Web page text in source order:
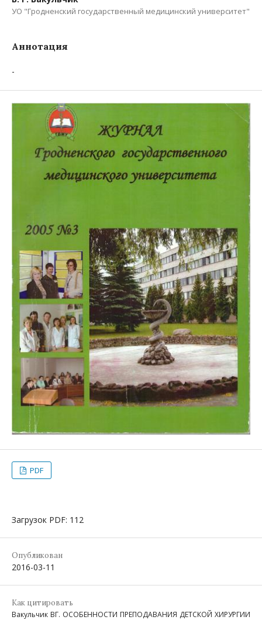
УО "Гродненский государственный медицинский университет"
Аннотация
-
PDF
Загрузок PDF: 112
Опубликован
2016-03-11
Как цитировать
Вакульчик ВГ. ОСОБЕННОСТИ ПРЕПОДАВАНИЯ ДЕТСКОЙ ХИРУРГИИ